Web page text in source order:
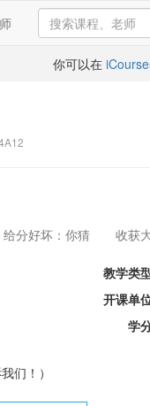
你可以在
给分好坏：你猜 收获
教学类
开课单
学
们！）